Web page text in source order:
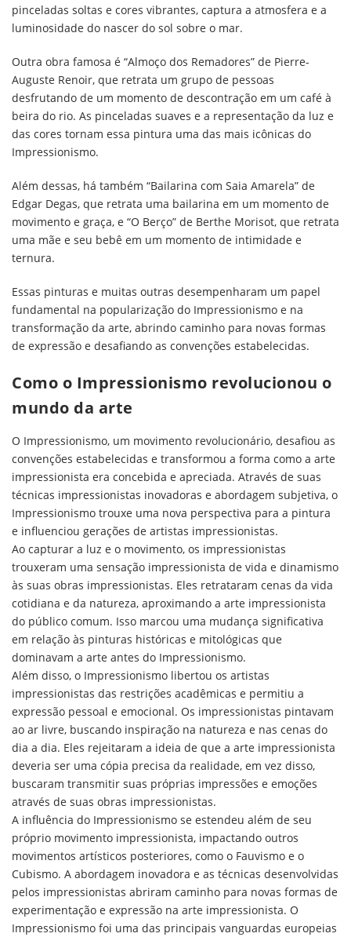
pinceladas soltas e cores vibrantes, captura a atmosfera e a
luminosidade do nascer do sol sobre o mar.
Outra obra famosa é “Almoço dos Remadores” de Pierre-
Auguste Renoir, que retrata um grupo de pessoas
desfrutando de um momento de descontração em um café à
beira do rio. As pinceladas suaves e a representação da luz e
das cores tornam essa pintura uma das mais icônicas do
Impressionismo.
Além dessas, há também “Bailarina com Saia Amarela” de
Edgar Degas, que retrata uma bailarina em um momento de
movimento e graça, e “O Berço” de Berthe Morisot, que retrata
uma mãe e seu bebê em um momento de intimidade e
ternura.
Essas pinturas e muitas outras desempenharam um papel
fundamental na popularização do Impressionismo e na
transformação da arte, abrindo caminho para novas formas
de expressão e desafiando as convenções estabelecidas.
Como o Impressionismo revolucionou o
mundo da arte
O Impressionismo, um movimento revolucionário, desafiou as
convenções estabelecidas e transformou a forma como a arte
impressionista era concebida e apreciada. Através de suas
técnicas impressionistas inovadoras e abordagem subjetiva, o
Impressionismo trouxe uma nova perspectiva para a pintura
e influenciou gerações de artistas impressionistas.
Ao capturar a luz e o movimento, os impressionistas
trouxeram uma sensação impressionista de vida e dinamismo
às suas obras impressionistas. Eles retrataram cenas da vida
cotidiana e da natureza, aproximando a arte impressionista
do público comum. Isso marcou uma mudança significativa
em relação às pinturas históricas e mitológicas que
dominavam a arte antes do Impressionismo.
Além disso, o Impressionismo libertou os artistas
impressionistas das restrições acadêmicas e permitiu a
expressão pessoal e emocional. Os impressionistas pintavam
ao ar livre, buscando inspiração na natureza e nas cenas do
dia a dia. Eles rejeitaram a ideia de que a arte impressionista
deveria ser uma cópia precisa da realidade, em vez disso,
buscaram transmitir suas próprias impressões e emoções
através de suas obras impressionistas.
A influência do Impressionismo se estendeu além de seu
próprio movimento impressionista, impactando outros
movimentos artísticos posteriores, como o Fauvismo e o
Cubismo. A abordagem inovadora e as técnicas desenvolvidas
pelos impressionistas abriram caminho para novas formas de
experimentação e expressão na arte impressionista. O
Impressionismo foi uma das principais vanguardas europeias